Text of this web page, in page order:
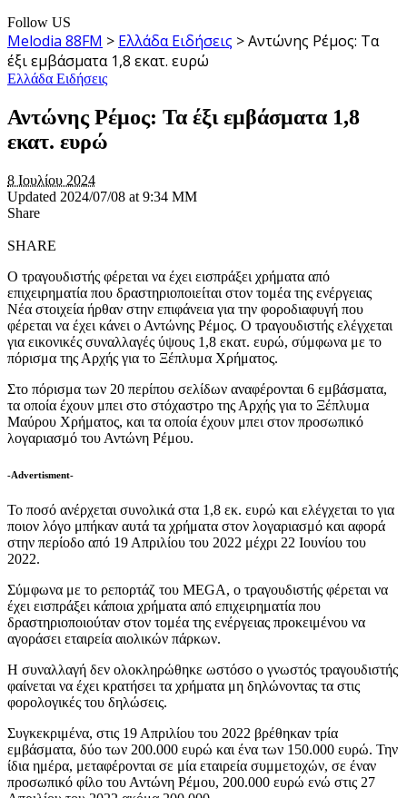
Follow US
Melodia 88FM > Ελλάδα Ειδήσεις >Αντώνης Ρέμος: Τα
έξι εμβάσματα 1,8 εκατ. ευρώ
Ελλάδα Ειδήσεις
Αντώνης Ρέμος: Τα έξι εμβάσματα 1,8
εκατ. ευρώ
8 Ιουλίου 2024
Updated 2024/07/08 at 9:34 ΜΜ
Share
SHARE
Ο τραγουδιστής φέρεται να έχει εισπράξει χρήματα από
επιχειρηματία που δραστηριοποιείται στον τομέα της ενέργειας
Νέα στοιχεία ήρθαν στην επιφάνεια για την φοροδιαφυγή που
φέρεται να έχει κάνει ο Αντώνης Ρέμος. Ο τραγουδιστής ελέγχεται
για εικονικές συναλλαγές ύψους 1,8 εκατ. ευρώ, σύμφωνα με το
πόρισμα της Αρχής για το Ξέπλυμα Χρήματος.
Στο πόρισμα των 20 περίπου σελίδων αναφέρονται 6 εμβάσματα,
τα οποία έχουν μπει στο στόχαστρο της Αρχής για το Ξέπλυμα
Μαύρου Χρήματος, και τα οποία έχουν μπει στον προσωπικό
λογαριασμό του Αντώνη Ρέμου.
-Advertisment-
Το ποσό ανέρχεται συνολικά στα 1,8 εκ. ευρώ και ελέγχεται το για
ποιον λόγο μπήκαν αυτά τα χρήματα στον λογαριασμό και αφορά
στην περίοδο από 19 Απριλίου του 2022 μέχρι 22 Ιουνίου του
2022.
Σύμφωνα με το ρεπορτάζ του MEGA, ο τραγουδιστής φέρεται να
έχει εισπράξει κάποια χρήματα από επιχειρηματία που
δραστηριοποιούταν στον τομέα της ενέργειας προκειμένου να
αγοράσει εταιρεία αιολικών πάρκων.
Η συναλλαγή δεν ολοκληρώθηκε ωστόσο ο γνωστός τραγουδιστής
φαίνεται να έχει κρατήσει τα χρήματα μη δηλώνοντας τα στις
φορολογικές του δηλώσεις.
Συγκεκριμένα, στις 19 Απριλίου του 2022 βρέθηκαν τρία
εμβάσματα, δύο των 200.000 ευρώ και ένα των 150.000 ευρώ. Την
ίδια ημέρα, μεταφέρονται σε μία εταιρεία συμμετοχών, σε έναν
προσωπικό φίλο του Αντώνη Ρέμου, 200.000 ευρώ ενώ στις 27